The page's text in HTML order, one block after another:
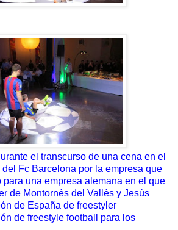
el transcurso de una cena en el
Fc Barcelona por la empresa que
una empresa alemana en el que
de Montornès del Vallès y Jesús
de España de freestyler
de freestyle football para los